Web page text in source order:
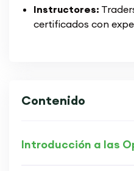
Instructores:
certificados con
Contenido
Introducción a las